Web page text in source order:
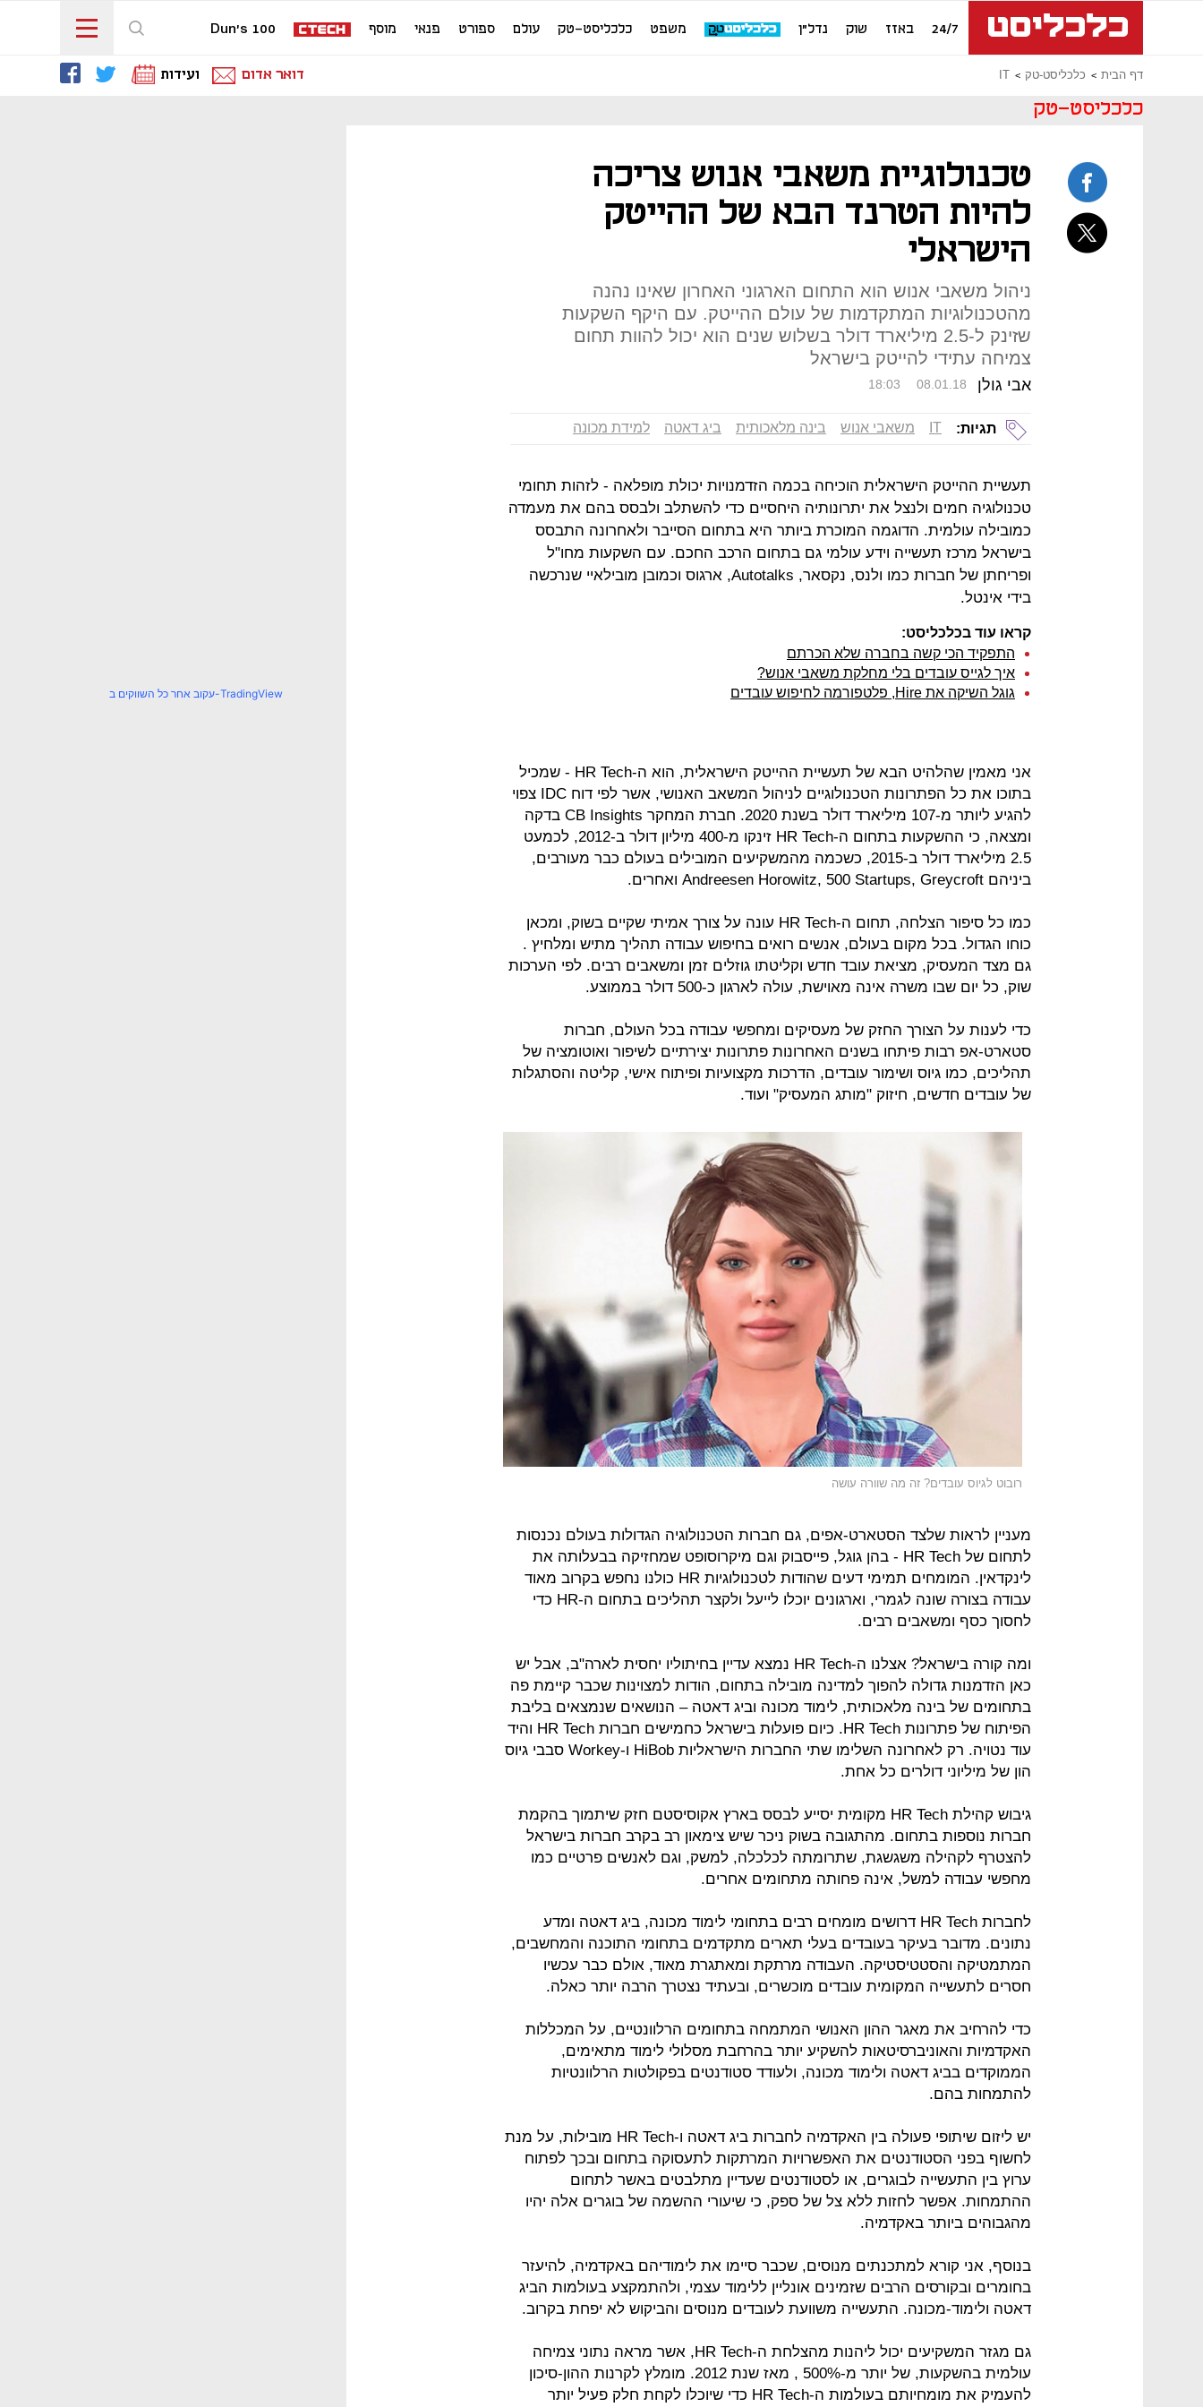
24/7 באזז שוק נדל"ן משפט כלכליסט-טק עולם ספורט פנאי מוסף Dun's 100
דף הבית כלכליסט-טק IT דואר אדום ועידות
כלכליסט-טק
טכנולוגיית משאבי אנוש צריכה
להיות הטרנד הבא של ההייטק
הישראלי
ניהול משאבי אנוש הוא התחום הארגוני האחרון שאינו נהנה
מהטכנולוגיות המתקדמות של עולם ההייטק. עם היקף השקעות
שזינק ל-2.5 מיליארד דולר בשלוש שנים הוא יכול להוות תחום
צמיחה עתידי להייטק בישראל
אבי גולן 18:03 08.01.18
תגיות: IT משאבי אנוש בינה מלאכותית ביג דאטה למידת מכונה
תעשיית ההייטק הישראלית הוכיחה בכמה הזדמנויות יכולת מופלאה - לזהות תחומי
טכנולוגיה חמים ולנצל את יתרונותיה היחסיים כדי להשתלב ולבסס בהם את מעמדה
כמובילה עולמית. הדוגמה המוכרת ביותר היא בתחום הסייבר ולאחרונה התבסס
בישראל מרכז תעשייה וידע עולמי גם בתחום הרכב החכם. עם השקעות מחו"ל
ופריחתן של חברות כמו ולנס, נקסאר, Autotalks, ארגוס וכמובן מובילאיי שנרכשה
בידי אינטל.
קראו עוד בכלכליסט:
התפקיד הכי קשה בחברה שלא הכרתם
איך לגייס עובדים בלי מחלקת משאבי אנוש?
גוגל השיקה את Hire, פלטפורמה לחיפוש עובדים
אני מאמין שהלהיט הבא של תעשיית ההייטק הישראלית, הוא ה-HR Tech - שמכיל
בתוכו את כל הפתרונות הטכנולוגיים לניהול המשאב האנושי, אשר לפי דוח IDC צפוי
להגיע ליותר מ-107 מיליארד דולר בשנת 2020. חברת המחקר CB Insights בדקה
ומצאה, כי ההשקעות בתחום ה-HR Tech זינקו מ-400 מיליון דולר ב-2012, לכמעט
2.5 מיליארד דולר ב-2015, כשכמה מהמשקיעים המובילים בעולם כבר מעורבים,
ביניהם Andreesen Horowitz, 500 Startups, Greycroft ואחרים.
כמו כל סיפור הצלחה, תחום ה-HR Tech עונה על צורך אמיתי שקיים בשוק, ומכאן
כוחו הגדול. בכל מקום בעולם, אנשים רואים בחיפוש עבודה תהליך מתיש ומלחיץ .
גם מצד המעסיק, מציאת עובד חדש וקליטתו גוזלים זמן ומשאבים רבים. לפי הערכות
שוק, כל יום שבו משרה אינה מאוישת, עולה לארגון כ-500 דולר בממוצע.
כדי לענות על הצורך החזק של מעסיקים ומחפשי עבודה בכל העולם, חברות
סטארט-אפ רבות פיתחו בשנים האחרונות פתרונות יצירתיים לשיפור ואוטומציה של
תהליכים, כמו גיוס ושימור עובדים, הדרכות מקצועיות ופיתוח אישי, קליטה והסתגלות
של עובדים חדשים, חיזוק "מותג המעסיק" ועוד.
רובוט לגיוס עובדים? זה מה שוורה עושה
מעניין לראות שלצד הסטארט-אפים, גם חברות הטכנולוגיה הגדולות בעולם נכנסות
לתחום של HR Tech - בהן גוגל, פייסבוק וגם מיקרוסופט שמחזיקה בבעלותה את
לינקדאין. המומחים תמימי דעים שהודות לטכנולוגיות HR כולנו נחפש בקרוב מאוד
עבודה בצורה שונה לגמרי, וארגונים יוכלו לייעל ולקצר תהליכים בתחום ה-HR כדי
לחסוך כסף ומשאבים רבים.
ומה קורה בישראל? אצלנו ה-HR Tech נמצא עדיין בחיתוליו יחסית לארה"ב, אבל יש
כאן הזדמנות גדולה להפוך למדינה מובילה בתחום, הודות למצוינות שכבר קיימת פה
בתחומים של בינה מלאכותית, לימוד מכונה וביג דאטה – הנושאים שנמצאים בליבת
הפיתוח של פתרונות HR Tech. כיום פועלות בישראל כחמישים חברות HR Tech והיד
עוד נטויה. רק לאחרונה השלימו שתי החברות הישראליות HiBob ו-Workey סבבי גיוס
הון של מיליוני דולרים כל אחת.
גיבוש קהילת HR Tech מקומית יסייע לבסס בארץ אקוסיסטם חזק שיתמוך בהקמת
חברות נוספות בתחום. מהתגובה בשוק ניכר שיש צימאון רב בקרב חברות בישראל
להצטרף לקהילה משגשגת, שתרומתה לכלכלה, למשק, וגם לאנשים פרטיים כמו
מחפשי עבודה למשל, אינה פחותה מתחומים אחרים.
לחברות HR Tech דרושים מומחים רבים בתחומי לימוד מכונה, ביג דאטה ומדע
נתונים. מדובר בעיקר בעובדים בעלי תארים מתקדמים בתחומי התוכנה והמחשבים,
המתמטיקה והסטטיסטיקה. העבודה מרתקת ומאתגרת מאוד, אולם כבר עכשיו
חסרים לתעשייה המקומית עובדים מוכשרים, ובעתיד נצטרך הרבה יותר כאלה.
כדי להרחיב את מאגר ההון האנושי המתמחה בתחומים הרלוונטיים, על המכללות
האקדמיות והאוניברסיטאות להשקיע יותר בהרחבת מסלולי לימוד מתאימים,
הממוקדים בביג דאטה ולימוד מכונה, ולעודד סטודנטים בפקולטות הרלוונטיות
להתמחות בהם.
יש ליזום שיתופי פעולה בין האקדמיה לחברות ביג דאטה ו-HR Tech מובילות, על מנת
לחשוף בפני הסטודנטים את האפשרויות המרתקות לתעסוקה בתחום ובכך לפתוח
ערוץ בין התעשייה לבוגרים, או לסטודנטים שעדיין מתלבטים באשר לתחום
ההתמחות. אפשר לחזות ללא צל של ספק, כי שיעורי ההשמה של בוגרים אלה יהיו
מהגבוהים ביותר באקדמיה.
בנוסף, אני קורא למתכנתים מנוסים, שכבר סיימו את לימודיהם באקדמיה, להיעזר
בחומרים ובקורסים הרבים שזמינים אונליין ללימוד עצמי, ולהתמקצע בעולמות הביג
דאטה ולימוד-מכונה. התעשייה משוועת לעובדים מנוסים והביקוש לא יפחת בקרוב.
גם מגזר המשקיעים יכול ליהנות מהצלחת ה-HR Tech, אשר מראה נתוני צמיחה
עולמית בהשקעות, של יותר מ-500% , מאז שנת 2012. מומלץ לקרנות ההון-סיכון
להעמיק את מומחיותם בעולמות ה-HR Tech כדי שיוכלו לקחת חלק פעיל יותר
עקוב אחר כל השווקים ב-TradingView